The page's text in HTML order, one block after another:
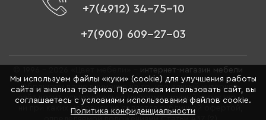
+7(4912) 34-75-10
+7(900) 609-27-03
интернет-магазин мебели
Обращаем ваше внимание на то, что данный интернет-
сайт носит исключительно информационный характер и
ни при каких условиях не является публичной офертой,
Мы используем файлы «куки» (cookie) для улучшения работы
сайта и анализа трафика. Продолжая использовать сайт, вы
соглашаетесь с условиями использования файлов cookie.
Политика конфиденциальности